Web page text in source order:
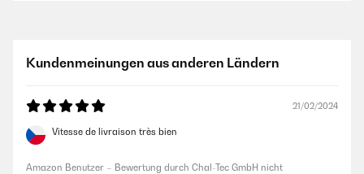
Kundenmeinungen aus anderen Ländern
21/02/2024
Vitesse de livraison très bien
Amazon Benutzer – Bewertung durch Chal-Tec GmbH nicht